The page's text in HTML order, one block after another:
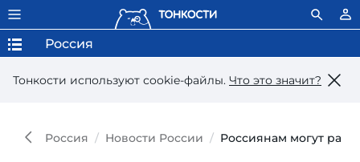
Тонкости используют сookie-файлы. Что это значит?
Россия
Россия Новости России Россиянам могут